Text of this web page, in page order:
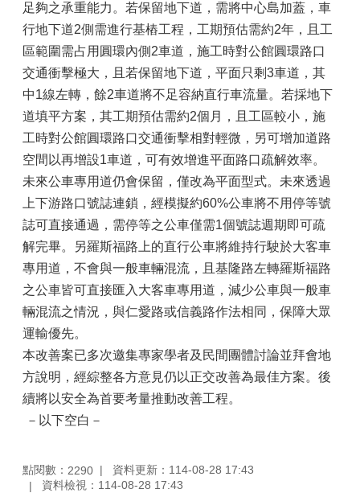
足夠之承重能力。若保留地下道，需將中心島加蓋，車
行地下道2側需進行基樁工程，工期預估需約2年，且工
區範圍需占用圓環內側2車道，施工時對公館圓環路口
交通衝擊極大，且若保留地下道，平面只剩3車道，其
中1線左轉，餘2車道將不足容納直行車流量。若採地下
道填平方案，其工期預估需約2個月，且工區較小，施
工時對公館圓環路口交通衝擊相對輕微，另可增加道路
空間以再增設1車道，可有效增進平面路口疏解效率。
未來公車專用道仍會保留，僅改為平面型式。未來透過
上下游路口號誌連鎖，經模擬約60%公車將不用停等號
誌可直接通過，需停等之公車僅需1個號誌週期即可疏
解完畢。另羅斯福路上的直行公車將維持行駛於大客車
專用道，不會與一般車輛混流，且基隆路左轉羅斯福路
之公車皆可直接匯入大客車專用道，減少公車與一般車
輛混流之情況，與仁愛路或信義路作法相同，保障大眾
運輸優先。
本改善案已多次邀集專家學者及民間團體討論並拜會地
方說明，經綜整各方意見仍以正交改善為最佳方案。後
續將以安全為首要考量推動改善工程。
－以下空白－
點閱數： 2290
資料更新：114-08-28 17:43
資料檢視：114-08-28 17:43